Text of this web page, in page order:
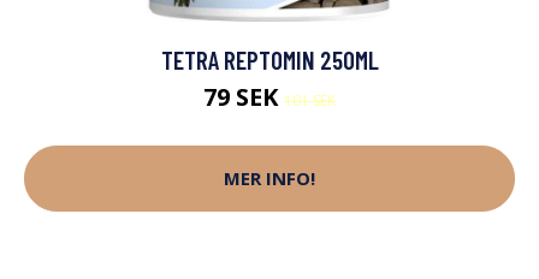
TETRA REPTOMIN 250ML
79 SEK 101 SEK
MER INFO!